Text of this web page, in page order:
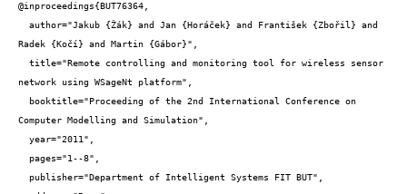
@inproceedings{BUT76364,
Radek {Kočí} and Martin {Gábor}",
network using WSageNt platform",
Computer Modelling and Simulation",